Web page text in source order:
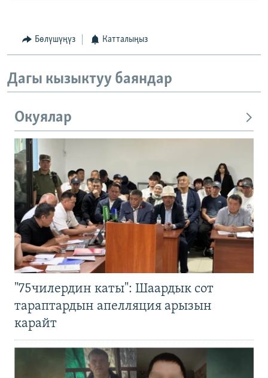
Бөлүшүңүз Катталыңыз
Дагы кызыктуу баяндар
Окуялар
"75чилердин каты": Шаардык сот
тараптардын апелляция арызын
карайт